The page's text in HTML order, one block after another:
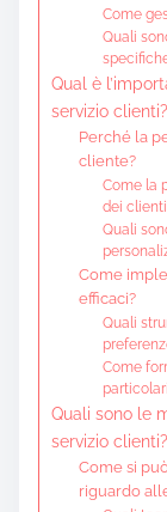
Come
Quali
Qual è
servizio clienti?
Perché la
cliente?
Come la
dei
Quali
Come
efficaci?
Quali
Come
Quali sono le
servizio clienti?
Come si
riguardo